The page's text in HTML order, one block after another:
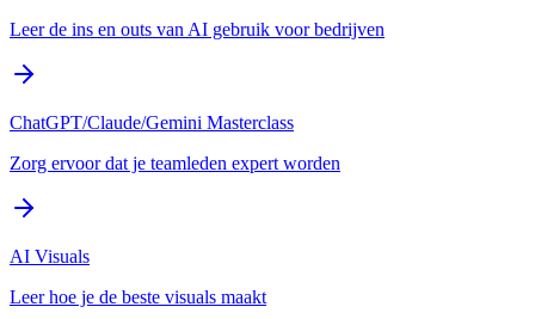
Leer de ins en outs van AI gebruik voor bedrijven
ChatGPT/Claude/Gemini Masterclass
Zorg ervoor dat je teamleden expert worden
AI Visuals
Leer hoe je de beste visuals maakt